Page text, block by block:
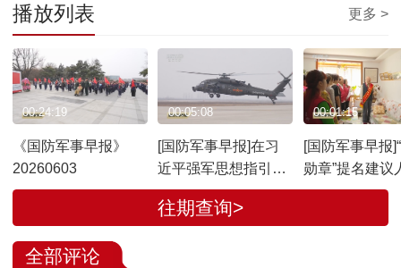
播放列表 更多 >
《国防军事早报》
20260603
00:24:19
[国防军事早报]在习
近平强军思想指引下
奋进强军路 打好攻坚
战 陆军某旅：以真抓
00:05:08
[国防军事早报
勋章”提名建议
示：“一等功臣
00:01:15
往期查询>
全部评论